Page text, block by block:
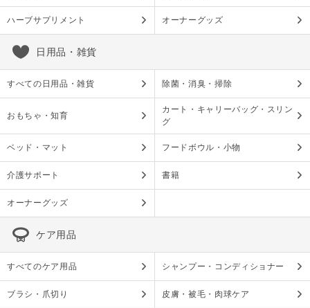
ハーブサプリメント オーナーグッズ
日用品・雑貨
すべての日用品・雑貨 除菌・消臭・掃除
おもちゃ・知育
カート・キャリーバッグ・スリン
グ
ベッド・マット フードボウル・小物
介護サポート 書籍
オーナーグッズ
ケア用品
すべてのケア用品 シャンプー・コンディショナー
ブラシ・爪切り 皮膚・被毛・肉球ケア